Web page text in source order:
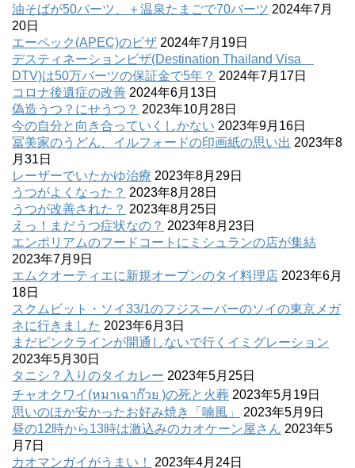
油そばが50バーツ、＋温泉たまごで70バーツ 2024年7月
20日
エーペック(APEC)のビザ 2024年7月19日
デスティネーションビザ(Destination Thailand Visa
DTV)は50万バーツの保証金で5年？ 2024年7月17日
コロナ後遺症の改善 2024年6月13日
偽造うつ？にせうつ？ 2023年10月28日
今の自分と向き合っていくしかない 2023年9月16日
冨美家のうどん、イルフォードの印画紙の思い出 2023年8
月31日
レーザーでいたかゆ治療 2023年8月29日
うつがよくなった？ 2023年8月28日
うつが改善された？ 2023年8月25日
えっ！まだうつ症状なの？ 2023年8月23日
エンポリアムのフードコートにミシュランの店が集結
2023年7月9日
エムクオーティエに新規オープンのタイ料理店 2023年6月
18日
スクムビット・ソイ33/1のフジスーパーのソイの東京メガ
ネに行きました 2023年6月3日
まだピンクラインが開通しないで行くイミグレーション
2023年5月30日
タニシ？入りのタイカレー 2023年5月25日
チャオクワイ(หมาเฉาก๊วย )の死と火葬 2023年5月19日
思いのほか安かったお好み焼き「喃風」
2023年5月9日
昼の12時から13時は激込みのカオケーン屋さん 2023年5
月7日
カオマンガイがうまい！
2023年4月24日